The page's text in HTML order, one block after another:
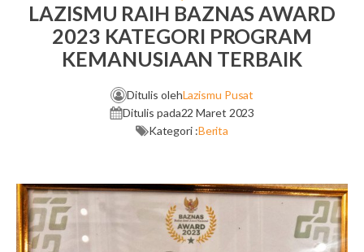
LAZISMU RAIH BAZNAS AWARD
2023 KATEGORI PROGRAM
KEMANUSIAAN TERBAIK
Ditulis olehLazismu Pusat
Ditulis pada22 Maret 2023
Kategori :Berita